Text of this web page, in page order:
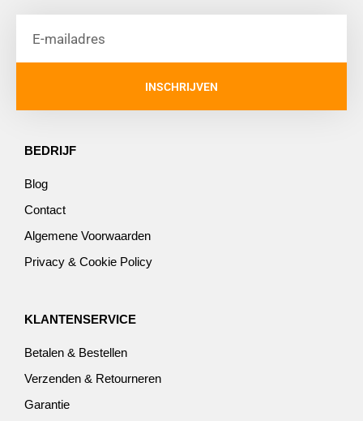
INSCHRIJVEN
BEDRIJF
Blog
Contact
Algemene Voorwaarden
Privacy & Cookie Policy
KLANTENSERVICE
Betalen & Bestellen
Verzenden & Retourneren
Garantie